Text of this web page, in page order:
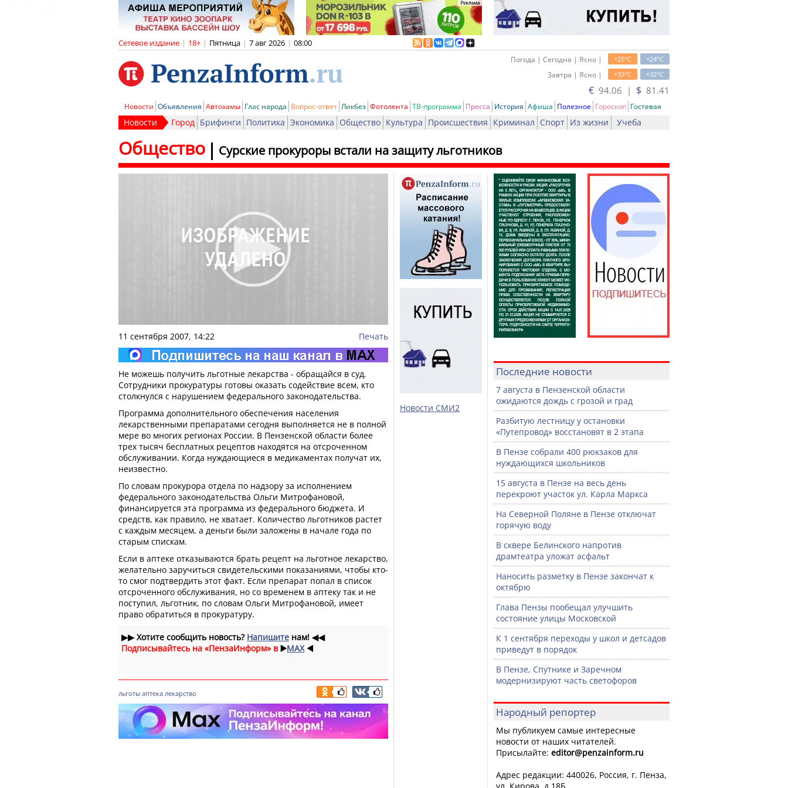
Сетевое издание | 18+ | Пятница | 7 авг 2026 | 08:00
+24oC
+25oC
Погода | Сегодня | Ясно |
+32oC
+33oC
Завтра | Ясно |
€ 94.06 | $ 81.41
Новости Объявления Автохамы Глас народа Вопрос-ответ Ликбез Фотолента ТВ-программа Пресса История Афиша Полезное Гороскоп Гостевая
Новости Город Брифинги Политика Экономика Общество Культура Происшествия Криминал Спорт Из жизни Учеба
Сурские прокуроры встали на защиту льготников
Общество
11 сентября 2007, 14:22 Печать
Не можешь получить льготные лекарства - обращайся в суд.
Сотрудники прокуратуры готовы оказать содействие всем, кто
столкнулся с нарушением федерального законодательства.
Программа дополнительного обеспечения населения
лекарственными препаратами сегодня выполняется не в полной
мере во многих регионах России. В Пензенской области более
трех тысяч бесплатных рецептов находятся на отсроченном
обслуживании. Когда нуждающиеся в медикаментах получат их,
неизвестно.
По словам прокурора отдела по надзору за исполнением
федерального законодательства Ольги Митрофановой,
финансируется эта программа из федерального бюджета. И
средств, как правило, не хватает. Количество льготников растет
с каждым месяцем, а деньги были заложены в начале года по
старым спискам.
Если в аптеке отказываются брать рецепт на льготное лекарство,
желательно заручиться свидетельскими показаниями, чтобы кто-
то смог подтвердить этот факт. Если препарат попал в список
отсроченного обслуживания, но со временем в аптеку так и не
поступил, льготник, по словам Ольги Митрофановой, имеет
право обратиться в прокуратуру.
▶▶Хотите сообщить новость? Напишите нам! ◀◀
Подписывайтесь на «ПензаИнформ» в ▶️MAX ◀️
льготы аптека лекарство
Новости СМИ2
Последние новости
7 августа в Пензенской области
ожидаются дождь с грозой и град
Разбитую лестницу у остановки
«Путепровод» восстановят в 2 этапа
В Пензе собрали 400 рюкзаков для
нуждающихся школьников
15 августа в Пензе на весь день
перекроют участок ул. Карла Маркса
На Северной Поляне в Пензе отключат
горячую воду
В сквере Белинского напротив
драмтеатра уложат асфальт
Наносить разметку в Пензе закончат к
октябрю
Глава Пензы пообещал улучшить
состояние улицы Московской
К 1 сентября переходы у школ и детсадов
приведут в порядок
В Пензе, Спутнике и Заречном
модернизируют часть светофоров
Народный репортер
Мы публикуем самые интересные
новости от наших читателей.
Присылайте: editor@penzainform.ru
Адрес редакции: 440026, Россия, г. Пенза,